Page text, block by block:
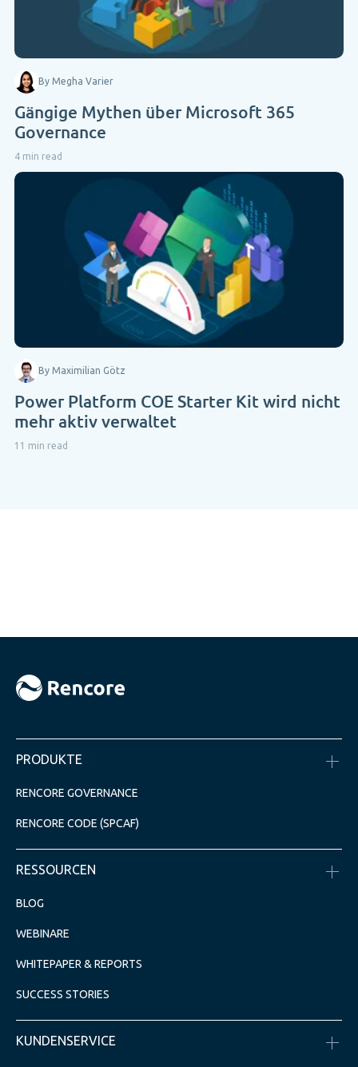
By Megha Varier
Gängige Mythen über Microsoft 365
Governance
4 min read
By Maximilian Götz
Power Platform COE Starter Kit wird nicht
mehr aktiv verwaltet
11 min read
PRODUKTE
RENCORE GOVERNANCE
RENCORE CODE (SPCAF)
RESSOURCEN
BLOG
WEBINARE
WHITEPAPER & REPORTS
SUCCESS STORIES
KUNDENSERVICE